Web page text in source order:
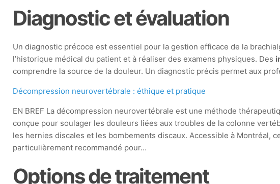
Diagnostic et évaluation
Un diagnostic précoce est essentiel pour la gestion efficace de la
l’historique médical du patient et à réaliser des examens physiques. Des
comprendre la source de la douleur. Un diagnostic précis permet aux
Décompression neurovertébrale : éthique et pratique
EN BREF La décompression neurovertébrale est une méthode
conçue pour soulager les douleurs liées aux troubles de la colonne
les hernies discales et les bombements discaux. Accessible à Montréal,
particulièrement recommandé pour…
Options de traitement